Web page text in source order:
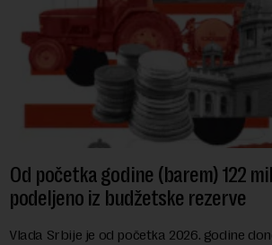
Od početka godine (barem) 122
podeljeno iz budžetske rezerve
Vlada Srbije je od početka 2026. godine